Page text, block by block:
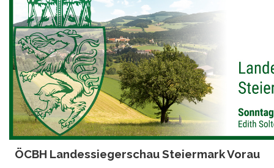
ÖCBH Landessiegerschau Steiermark Vorau